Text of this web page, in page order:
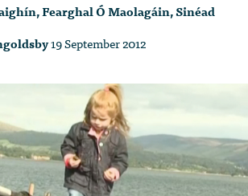
Fearghal Ó Maolagáin, Sinéad
19 September 2012